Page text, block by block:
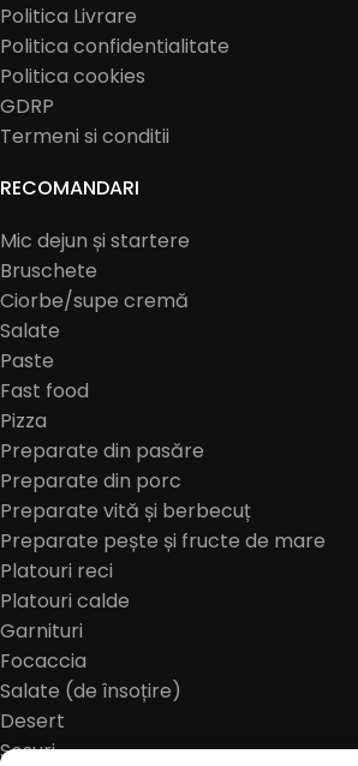
Politica Livrare
Politica confidentialitate
Politica cookies
GDRP
Termeni si conditii
RECOMANDARI
Mic dejun și startere
Bruschete
Ciorbe/supe cremă
Salate
Paste
Fast food
Pizza
Preparate din pasăre
Preparate din porc
Preparate vită și berbecuț
Preparate pește și fructe de mare
Platouri reci
Platouri calde
Garnituri
Focaccia
Salate (de însoțire)
Desert
Sosuri